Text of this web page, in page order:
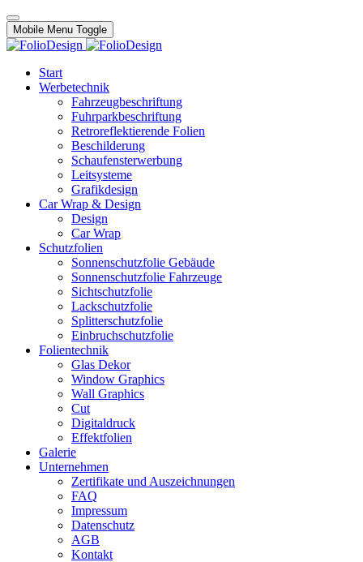
Mobile Menu Toggle
Start
Werbetechnik
Fahrzeugbeschriftung
Fuhrparkbeschriftung
Retroreflektierende Folien
Beschilderung
Schaufensterwerbung
Leitsysteme
Grafikdesign
Car Wrap & Design
Design
Car Wrap
Schutzfolien
Sonnenschutzfolie Gebäude
Sonnenschutzfolie Fahrzeuge
Sichtschutzfolie
Lackschutzfolie
Splitterschutzfolie
Einbruchschutzfolie
Folientechnik
Glas Dekor
Window Graphics
Wall Graphics
Cut
Digitaldruck
Effektfolien
Galerie
Unternehmen
Zertifikate und Auszeichnungen
FAQ
Impressum
Datenschutz
AGB
Kontakt